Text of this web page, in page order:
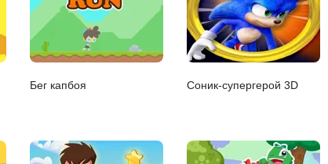
Бег капбоя Соник-супергерой 3D